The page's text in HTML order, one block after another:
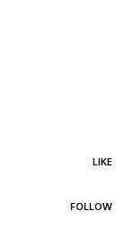
LIKE
FOLLOW